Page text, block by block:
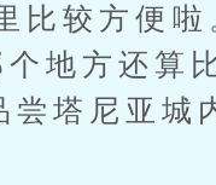
方便啦。
地方还算
塔尼亚城